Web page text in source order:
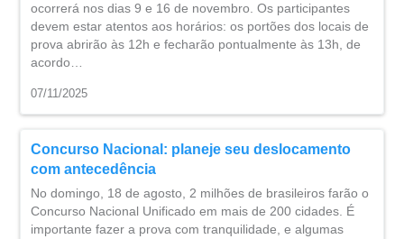
ocorrerá nos dias 9 e 16 de novembro. Os participantes
devem estar atentos aos horários: os portões dos locais de
prova abrirão às 12h e fecharão pontualmente às 13h, de
acordo…
07/11/2025
Concurso Nacional: planeje seu deslocamento
com antecedência
No domingo, 18 de agosto, 2 milhões de brasileiros farão o
Concurso Nacional Unificado em mais de 200 cidades. É
importante fazer a prova com tranquilidade, e algumas